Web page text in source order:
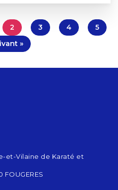
2 3 4
5
»
et-Vilaine de Karaté et